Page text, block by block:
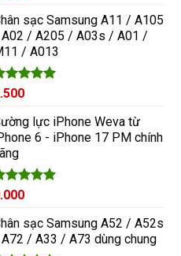
sao sạc Samsung A11 / A105
/ A205 / A03s / A01 /
/ A013
xếp
sao
lực iPhone Weva từ
6 - iPhone 17 PM chính
xếp
sao sạc Samsung A52 / A52s
/ A33 / A73 dùng chung